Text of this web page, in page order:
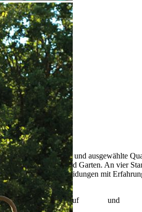
Traumwerk
Persönliche Beratung und ausgewählte
Schlafen, Wohnen und Garten. An vier
begleiten wir Entscheidungen mit
Verantwortung.
Best-Price-Garantie auf
und